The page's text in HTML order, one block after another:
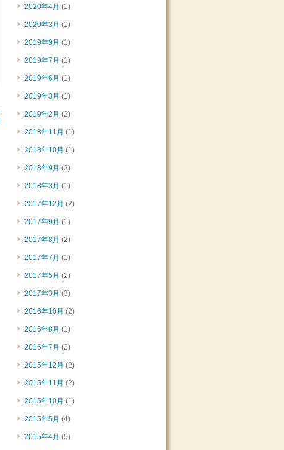
2020年4月 (1)
2020年3月 (1)
2019年9月 (1)
2019年7月 (1)
2019年6月 (1)
2019年3月 (1)
2019年2月 (2)
2018年11月 (1)
2018年10月 (1)
2018年9月 (2)
2018年3月 (1)
2017年12月 (2)
2017年9月 (1)
2017年8月 (2)
2017年7月 (1)
2017年5月 (2)
2017年3月 (3)
2016年10月 (2)
2016年8月 (1)
2016年7月 (2)
2015年12月 (2)
2015年11月 (2)
2015年10月 (1)
2015年5月 (4)
2015年4月 (5)